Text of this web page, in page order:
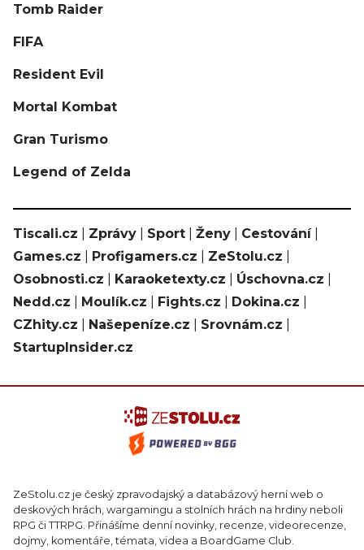
Tomb Raider
FIFA
Resident Evil
Mortal Kombat
Gran Turismo
Legend of Zelda
Tiscali.cz Zprávy Sport Ženy Cestování|
Games.cz
Profigamers.cz ZeStolu.cz
Osobnosti.cz
Karaoketexty.cz Úschovna.cz
Nedd.cz
Moulík.cz Fights.cz Dokina.cz
CZhity.cz
Našepeníze.cz Srovnám.cz
StartupInsider.cz
ZeStolu.cz je český zpravodajský a databázový herní web o
deskových hrách, wargamingu a stolních hrách na hrdiny neboli
RPG či TTRPG. Přinášíme denní novinky, recenze, videorecenze,
dojmy, komentáře, témata, videa a BoardGame Club.